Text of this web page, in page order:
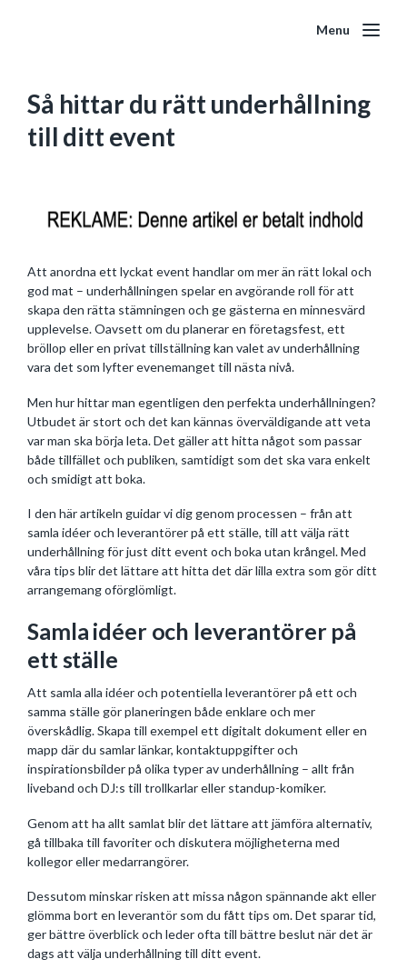
Menu
Så hittar du rätt underhållning
till ditt event
Att anordna ett lyckat event handlar om mer än rätt lokal och
god mat – underhållningen spelar en avgörande roll för att
skapa den rätta stämningen och ge gästerna en minnesvärd
upplevelse. Oavsett om du planerar en företagsfest, ett
bröllop eller en privat tillställning kan valet av underhållning
vara det som lyfter evenemanget till nästa nivå.
Men hur hittar man egentligen den perfekta underhållningen?
Utbudet är stort och det kan kännas överväldigande att veta
var man ska börja leta. Det gäller att hitta något som passar
både tillfället och publiken, samtidigt som det ska vara enkelt
och smidigt att boka.
I den här artikeln guidar vi dig genom processen – från att
samla idéer och leverantörer på ett ställe, till att välja rätt
underhållning för just ditt event och boka utan krångel. Med
våra tips blir det lättare att hitta det där lilla extra som gör ditt
arrangemang oförglömligt.
Samla idéer och leverantörer på
ett ställe
Att samla alla idéer och potentiella leverantörer på ett och
samma ställe gör planeringen både enklare och mer
överskådlig. Skapa till exempel ett digitalt dokument eller en
mapp där du samlar länkar, kontaktuppgifter och
inspirationsbilder på olika typer av underhållning – allt från
liveband och DJ:s till trollkarlar eller standup-komiker.
Genom att ha allt samlat blir det lättare att jämföra alternativ,
gå tillbaka till favoriter och diskutera möjligheterna med
kollegor eller medarrangörer.
Dessutom minskar risken att missa någon spännande akt eller
glömma bort en leverantör som du fått tips om. Det sparar tid,
ger bättre överblick och leder ofta till bättre beslut när det är
dags att välja underhållning till ditt event.